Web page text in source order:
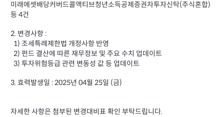
미래에셋배당커버드콜액티브청년소득공제증권자투자신탁(주식혼합)
등 4건
2. 변경사항 :
1) 조세특례제한법 개정사항 반영
2) 펀드 결산에 따른 재무정보 및 주요 수치 업데이트
3) 투자위험등급 관련 변동성 값 등 업데이트
3. 효력발생일 : 2025년 04월 25일 (금)
자세한 사항은 첨부된 변경대비표 확인 부탁드립니다.